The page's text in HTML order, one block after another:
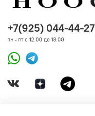
+7(925) 044-44-27
пн - пт с 12.00 до 18.00